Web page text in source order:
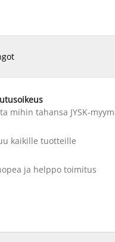
mihin tahansa JYSK-
kaikille tuotteille
ja helppo toimitus